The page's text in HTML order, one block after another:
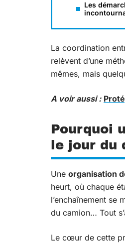
Les
La coordination
relèvent d’une
mêmes, mais
A voir aussi :
Pourquoi
le jour du
Une organisation
heurt, où chaque
l’enchaînement se
du camion… Tout
Le cœur de cette